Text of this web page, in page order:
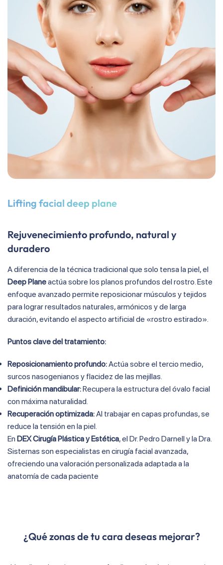
Lifting facial deep plane
Rejuvenecimiento profundo, natural y
duradero
A diferencia de la técnica tradicional que solo tensa la piel, el
Deep Planeactúa sobre los planos profundos del rostro.Este
enfoque avanzado permite reposicionar músculos y tejidos
para lograr resultados naturales, armónicos y de larga
duración, evitando el aspecto artificial de «rostro estirado».
Puntos clave del tratamiento:
Reposicionamiento profundo:Actúa sobre el tercio medio,
surcos nasogenianos y flacidez de las mejillas.
Definición mandibular:Recupera la estructura del óvalo facial
con máxima naturalidad.
Recuperación optimizada:Al trabajar en capas profundas, se
reduce la tensión en la piel.
En DEX Cirugía Plástica y Estética, el Dr. Pedro Darnell y la Dra.
Sisternas son especialistas en cirugía facial avanzada,
ofreciendo una valoración personalizada adaptada a la
anatomía de cada paciente
¿Qué zonas de tu cara deseas mejorar?